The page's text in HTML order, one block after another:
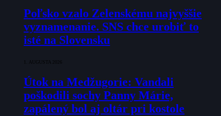
Poľsko vzalo Zelenskému najvyššie
vyznamenanie. SNS chce urobiť to
isté na Slovensku
1. AUGUSTA 2026
Útok na Medžugorie: Vandali
poškodili sochy Panny Márie,
zapálený bol aj oltár pri kostole